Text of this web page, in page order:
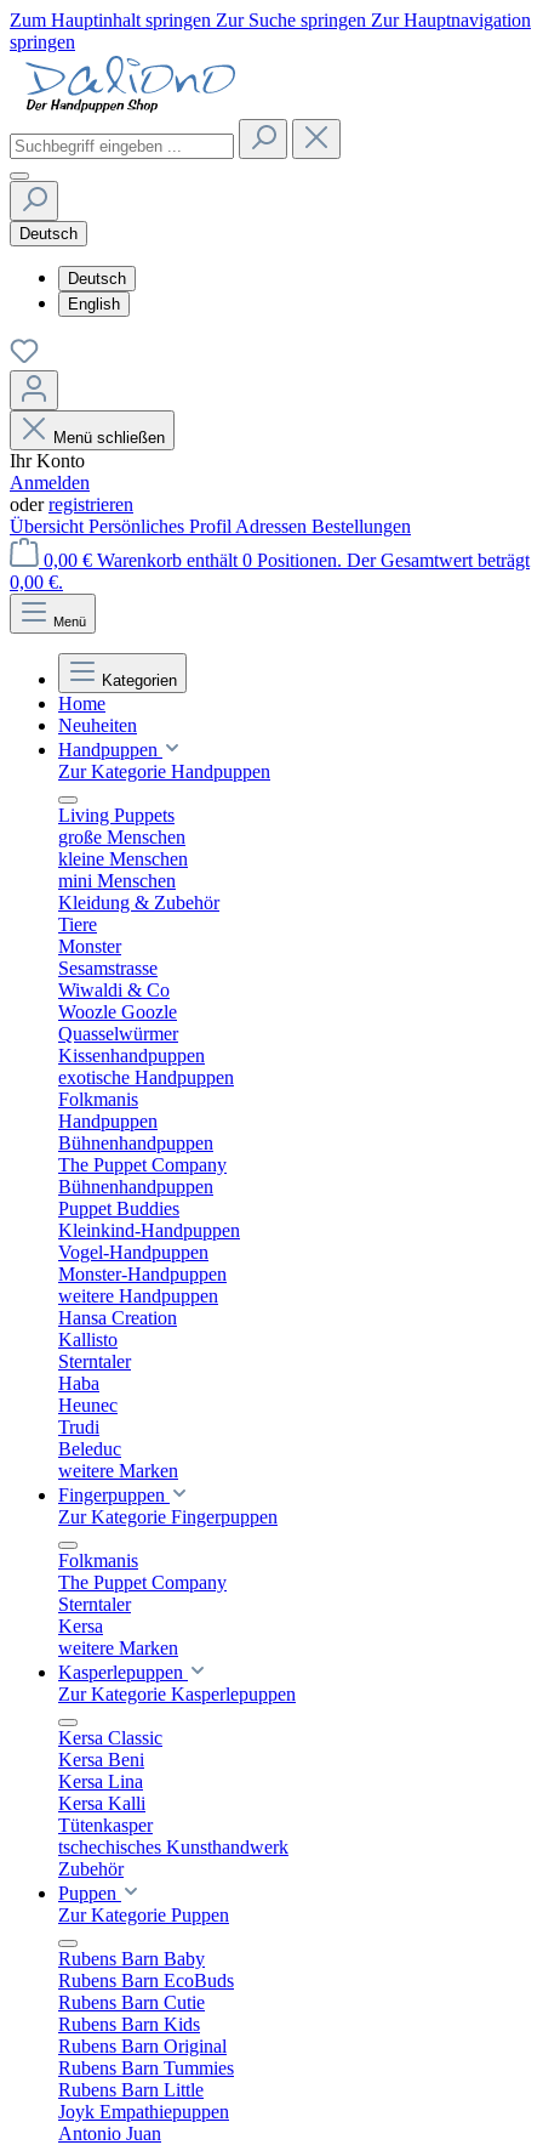
Zum Hauptinhalt springen Zur Suche springen Zur Hauptnavigation
springen
Deutsch
Deutsch
English
Menü schließen
Ihr Konto
Anmelden
oderregistrieren
Übersicht Persönliches Profil Adressen Bestellungen
0,00 € Warenkorb enthält 0 Positionen. Der Gesamtwert beträgt
0,00 €.
Menü
Kategorien
Home
Neuheiten
Handpuppen
Zur Kategorie Handpuppen
Living Puppets
große Menschen
kleine Menschen
mini Menschen
Kleidung & Zubehör
Tiere
Monster
Sesamstrasse
Wiwaldi & Co
Woozle Goozle
Quasselwürmer
Kissenhandpuppen
exotische Handpuppen
Folkmanis
Handpuppen
Bühnenhandpuppen
The Puppet Company
Bühnenhandpuppen
Puppet Buddies
Kleinkind-Handpuppen
Vogel-Handpuppen
Monster-Handpuppen
weitere Handpuppen
Hansa Creation
Kallisto
Sterntaler
Haba
Heunec
Trudi
Beleduc
weitere Marken
Fingerpuppen
Zur Kategorie Fingerpuppen
Folkmanis
The Puppet Company
Sterntaler
Kersa
weitere Marken
Kasperlepuppen
Zur Kategorie Kasperlepuppen
Kersa Classic
Kersa Beni
Kersa Lina
Kersa Kalli
Tütenkasper
tschechisches Kunsthandwerk
Zubehör
Puppen
Zur Kategorie Puppen
Rubens Barn Baby
Rubens Barn EcoBuds
Rubens Barn Cutie
Rubens Barn Kids
Rubens Barn Original
Rubens Barn Tummies
Rubens Barn Little
Joyk Empathiepuppen
Antonio Juan